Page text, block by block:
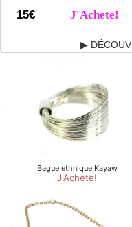
15€ J'Achete!
▶